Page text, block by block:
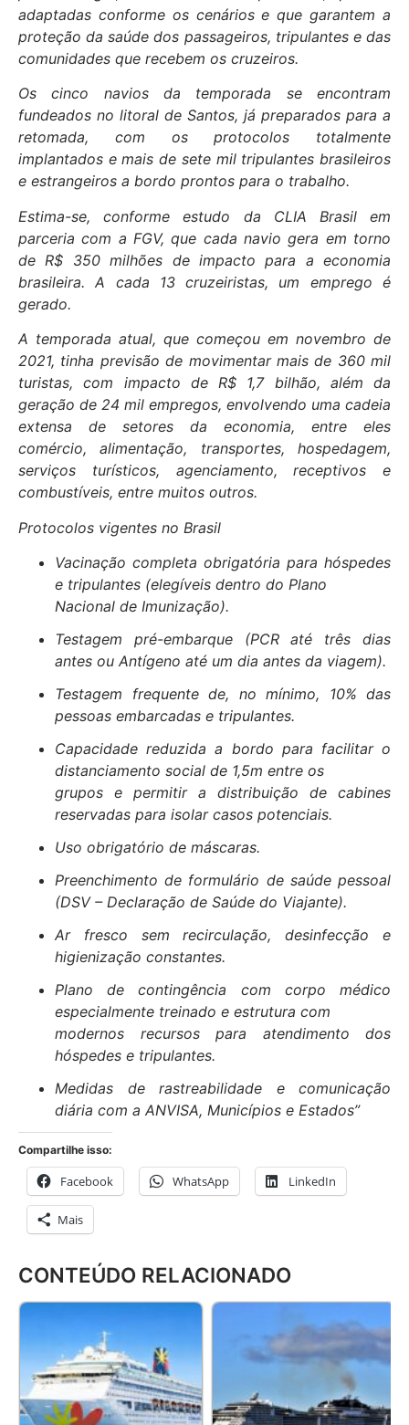
adaptadas conforme os cenários e que garantem a
proteção da saúde dos passageiros, tripulantes e das
comunidades que recebem os cruzeiros.
Os cinco navios da temporada se encontram
fundeados no litoral de Santos, já preparados para a
retomada, com os protocolos totalmente
implantados e mais de sete mil tripulantes brasileiros
e estrangeiros a bordo prontos para o trabalho.
Estima-se, conforme estudo da CLIA Brasil em
parceria com a FGV, que cada navio gera em torno
de R$ 350 milhões de impacto para a economia
brasileira. A cada 13 cruzeiristas, um emprego é
gerado.
A temporada atual, que começou em novembro de
2021, tinha previsão de movimentar mais de 360 mil
turistas, com impacto de R$ 1,7 bilhão, além da
geração de 24 mil empregos, envolvendo uma cadeia
extensa de setores da economia, entre eles
comércio, alimentação, transportes, hospedagem,
serviços turísticos, agenciamento, receptivos e
combustíveis, entre muitos outros.
Protocolos vigentes no Brasil
Vacinação completa obrigatória para hóspedes
e tripulantes (elegíveis dentro do Plano
Nacional de Imunização).
Testagem pré-embarque (PCR até três dias
antes ou Antígeno até um dia antes da viagem).
Testagem frequente de, no mínimo, 10% das
pessoas embarcadas e tripulantes.
Capacidade reduzida a bordo para facilitar o
distanciamento social de 1,5m entre os
grupos e permitir a distribuição de cabines
reservadas para isolar casos potenciais.
Uso obrigatório de máscaras.
Preenchimento de formulário de saúde pessoal
(DSV – Declaração de Saúde do Viajante).
Ar fresco sem recirculação, desinfecção e
higienização constantes.
Plano de contingência com corpo médico
especialmente treinado e estrutura com
modernos recursos para atendimento dos
hóspedes e tripulantes.
Medidas de rastreabilidade e comunicação
diária com a ANVISA, Municípios e Estados”
Compartilhe isso:
Facebook WhatsApp LinkedIn
Mais
CONTEÚDO RELACIONADO